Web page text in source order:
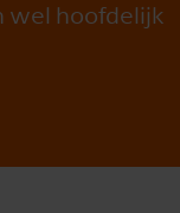
wel hoofdelijk